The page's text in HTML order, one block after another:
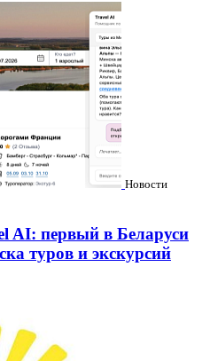
Новости
AI: первый в Беларуси
туров и экскурсий